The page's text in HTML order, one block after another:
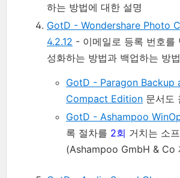
하는 방법에 대한 설명
GotD - Wondershare Photo
4.2.12 - 이메일로 등록 번호를
성화하는 방법과 백업하는 방
GotD - Paragon Backup
Compact Edition 문서도
GotD - Ashampoo
록 절차를 2회 거치는 소
(Ashampoo GmbH & Co